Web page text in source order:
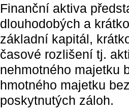
Finanční aktiva
dlouhodobých a
základní kapitál,
časové rozlišení tj.
nehmotného majetku
hmotného majetku
poskytnutých záloh.